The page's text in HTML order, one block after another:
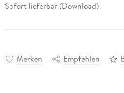
Sofort lieferbar (Download)
Merken Empfehlen